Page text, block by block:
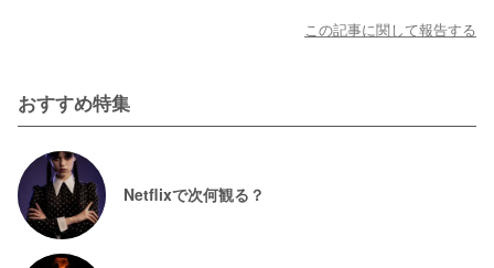
この記事に関して報告する
おすすめ特集
Netflixで次何観る？